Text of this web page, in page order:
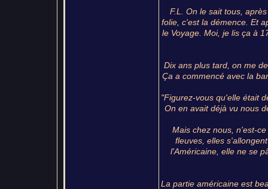
F.L. On le sait tous,
folie, c'est la démence. Et
le Voyage. Moi, je lis ça à
Dix ans plus tard, on me
Ça a commencé avec la
"Figurez-vous qu'elle était
On en avait déjà vu nous
Mais chez nous, n'est-
fleuves, elles
l'Américaine, elle ne se
La partie américaine est